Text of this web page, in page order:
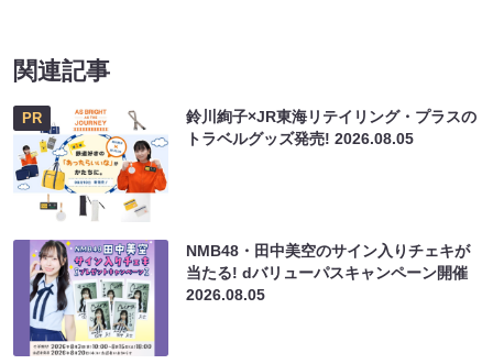
関連記事
PR
鈴川絢子×JR東海リテイリング・プラスの
トラベルグッズ発売!2026.08.05
NMB48・田中美空のサイン入りチェキが
当たる! dバリューパスキャンペーン開催
2026.08.05